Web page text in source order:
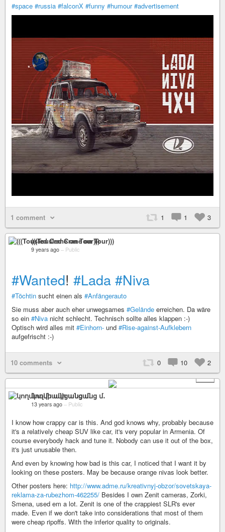
#space #russia #falconX #funny #humour #advertisement
1 comment 1 1 3
(((Tousled Crane on Tour)))
9 years ago – Public
#Wanted! #Lada #Niva
#Töchtin sucht einen als #Anfängerauto
Sie muss aber auch eher unwegsames #Gelände erreichen. Da wäre
so ein #Niva nicht schlecht. Technisch sollte alles klappen :-)
Optisch wird alles mit #Einhorn- und #Rise-against-Aufklebern
aufgefrischt :-)
10 comments 0 10
2
+ 2
կողմնակի անցանց մ․
13 years ago – Public
I know how crappy car is this. And god knows why, probably because
it's a relatively cheap SUV like car, it's very popular in Armenia. Of
course everybody hack and tune it. Nobody can use it out of the box,
it's just unusable then.
And even by knowing how bad is this car, I noticed that I want it by
looking on these posters. May be because orange nivas look better.
Other posters here: http://www.adme.ru/kreativnyj-obzor/sovetskaya-
reklama-za-rubezhom-462255/ Besides I own Zenit cameras, Zorki,
Smena, used em a lot. Zenit is one of the crappiest SLR's ever
made. Even if we don't take into considerations that most of them
were cheap ripoffs. With the inferior quality to originals.